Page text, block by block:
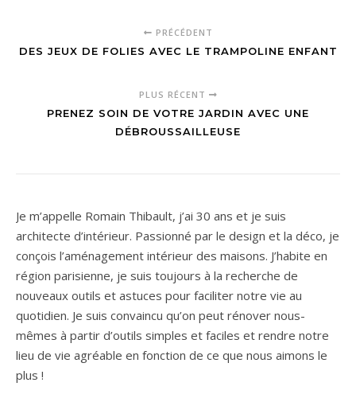
PRÉCÉDENT
DES JEUX DE FOLIES AVEC LE TRAMPOLINE ENFANT
PLUS RÉCENT
PRENEZ SOIN DE VOTRE JARDIN AVEC UNE
DÉBROUSSAILLEUSE
Je m’appelle Romain Thibault, j’ai 30 ans et je suis
architecte d’intérieur. Passionné par le design et la déco, je
conçois l’aménagement intérieur des maisons. J’habite en
région parisienne, je suis toujours à la recherche de
nouveaux outils et astuces pour faciliter notre vie au
quotidien. Je suis convaincu qu’on peut rénover nous-
mêmes à partir d’outils simples et faciles et rendre notre
lieu de vie agréable en fonction de ce que nous aimons le
plus !